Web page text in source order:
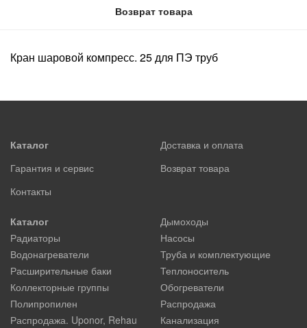
Возврат товара
Кран шаровой компресс. 25 для ПЭ труб
Каталог
Доставка и оплата
Гарантия и сервис
Возврат товара
Контакты
Каталог
Дымоходы
Радиаторы
Насосы
Водонагреватели
Труба и комплектующие
Расширительные баки
Теплоноситель
Коллекторные группы
Обогреватели
Полипропилен
Распродажа
Распродажа. Uponor, Rehau
Канализация